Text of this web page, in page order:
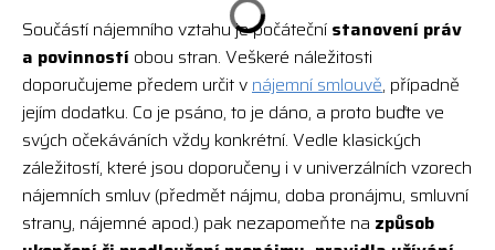
Součástí nájemního vztahu je počáteční stanovení práv
a povinností obou stran. Veškeré náležitosti
doporučujeme předem určit vnájemní smlouvě, případně
jejím dodatku. Co je psáno, to je dáno, a proto buďte ve
svých očekáváních vždy konkrétní. Vedle klasických
záležitostí, které jsou doporučeny i v univerzálních vzorech
nájemních smluv (předmět nájmu, doba pronájmu, smluvní
strany, nájemné apod.) pak nezapomeňte na způsob